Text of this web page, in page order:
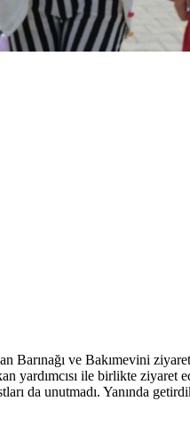
ve Bakımevini
ile birlikte ziyaret
da unutmadı. Yanında